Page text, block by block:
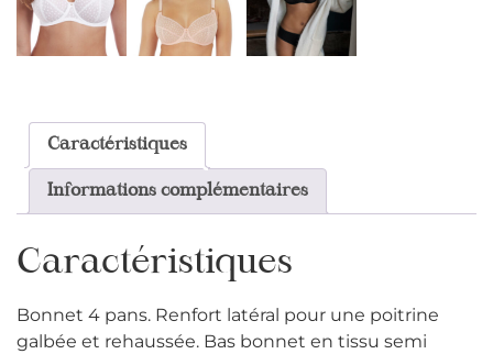
Caractéristiques
Informations complémentaires
Caractéristiques
Bonnet 4 pans. Renfort latéral pour une poitrine
galbée et rehaussée. Bas bonnet en tissu semi